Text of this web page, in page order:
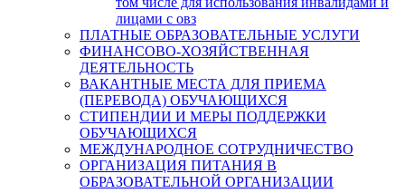
лицами с овз
ПЛАТНЫЕ ОБРАЗОВАТЕЛЬНЫЕ УСЛУГИ
ФИНАНСОВО-ХОЗЯЙСТВЕННАЯ
ДЕЯТЕЛЬНОСТЬ
ВАКАНТНЫЕ МЕСТА ДЛЯ ПРИЕМА
(ПЕРЕВОДА) ОБУЧАЮЩИХСЯ
СТИПЕНДИИ И МЕРЫ ПОДДЕРЖКИ
ОБУЧАЮЩИХСЯ
МЕЖДУНАРОДНОЕ СОТРУДНИЧЕСТВО
ОРГАНИЗАЦИЯ ПИТАНИЯ В
ОБРАЗОВАТЕЛЬНОЙ ОРГАНИЗАЦИИ